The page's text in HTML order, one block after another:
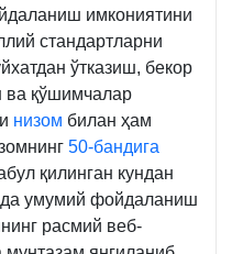
м.
имкониятини
стандартларни
ўтказиш, бекор
ва қўшимчалар
низом билан ҳам
50-бандига
қилинган кундан
умумий фойдаланиш
расмий веб-